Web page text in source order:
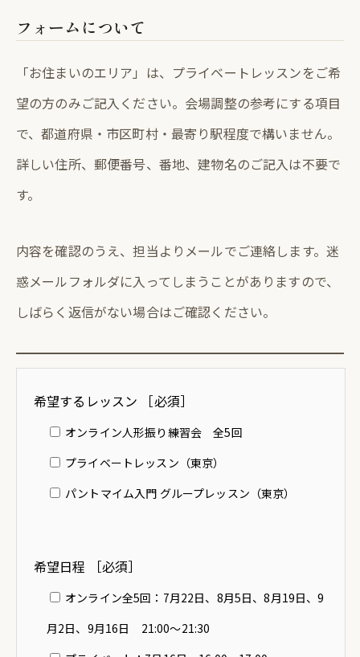
フォームについて
「お住まいのエリア」は、プライベートレッスンをご希
望の方のみご記入ください。会場調整の参考にする項目
で、都道府県・市区町村・最寄り駅程度で構いません。
詳しい住所、郵便番号、番地、建物名のご記入は不要で
す。
内容を確認のうえ、担当よりメールでご連絡します。迷
惑メールフォルダに入ってしまうことがありますので、
しばらく返信がない場合はご確認ください。
希望するレッスン ［必須］
オンライン人形振り練習会 全5回
プライベートレッスン（東京）
パントマイム入門 グループレッスン（東京）
希望日程 ［必須］
オンライン全5回：7月22日、8月5日、8月19日、9
月2日、9月16日 21:00〜21:30